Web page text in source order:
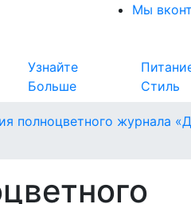
Мы
Узнайте
Больше
Стиль
полноцветного журнала